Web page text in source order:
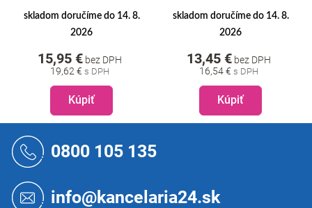
skladom doručíme do 14. 8.
2026
19,62 €
15,95 € bez DPH
Kúpiť
skladom doručíme do 14. 8.
2026
16,54 €
13,45 € bez DPH
Kúpiť
0800 105 135
info@kancelaria24.sk